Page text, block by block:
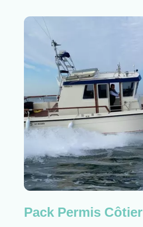
Pack Permis Côtier